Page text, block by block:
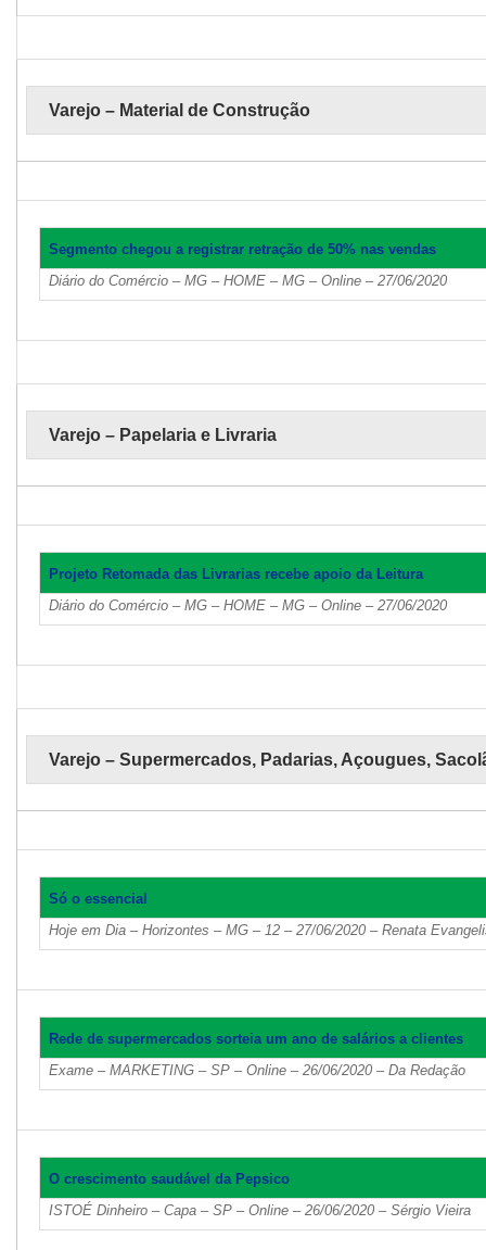
Varejo – Material de Construção
Segmento chegou a registrar retração de 50% nas vendas
Diário do Comércio – MG – HOME – MG – Online – 27/06/2020
Varejo – Papelaria e Livraria
Projeto Retomada das Livrarias recebe apoio da Leitura
Diário do Comércio – MG – HOME – MG – Online – 27/06/2020
Varejo – Supermercados, Padarias, Açougues,
Só o essencial
Hoje em Dia – Horizontes – MG – 12 – 27/06/2020 – Renata
Rede de supermercados sorteia um ano de salários a clientes
Exame – MARKETING – SP – Online – 26/06/2020 – Da Redação
O crescimento saudável da Pepsico
ISTOÉ Dinheiro – Capa – SP – Online – 26/06/2020 – Sérgio Vieira